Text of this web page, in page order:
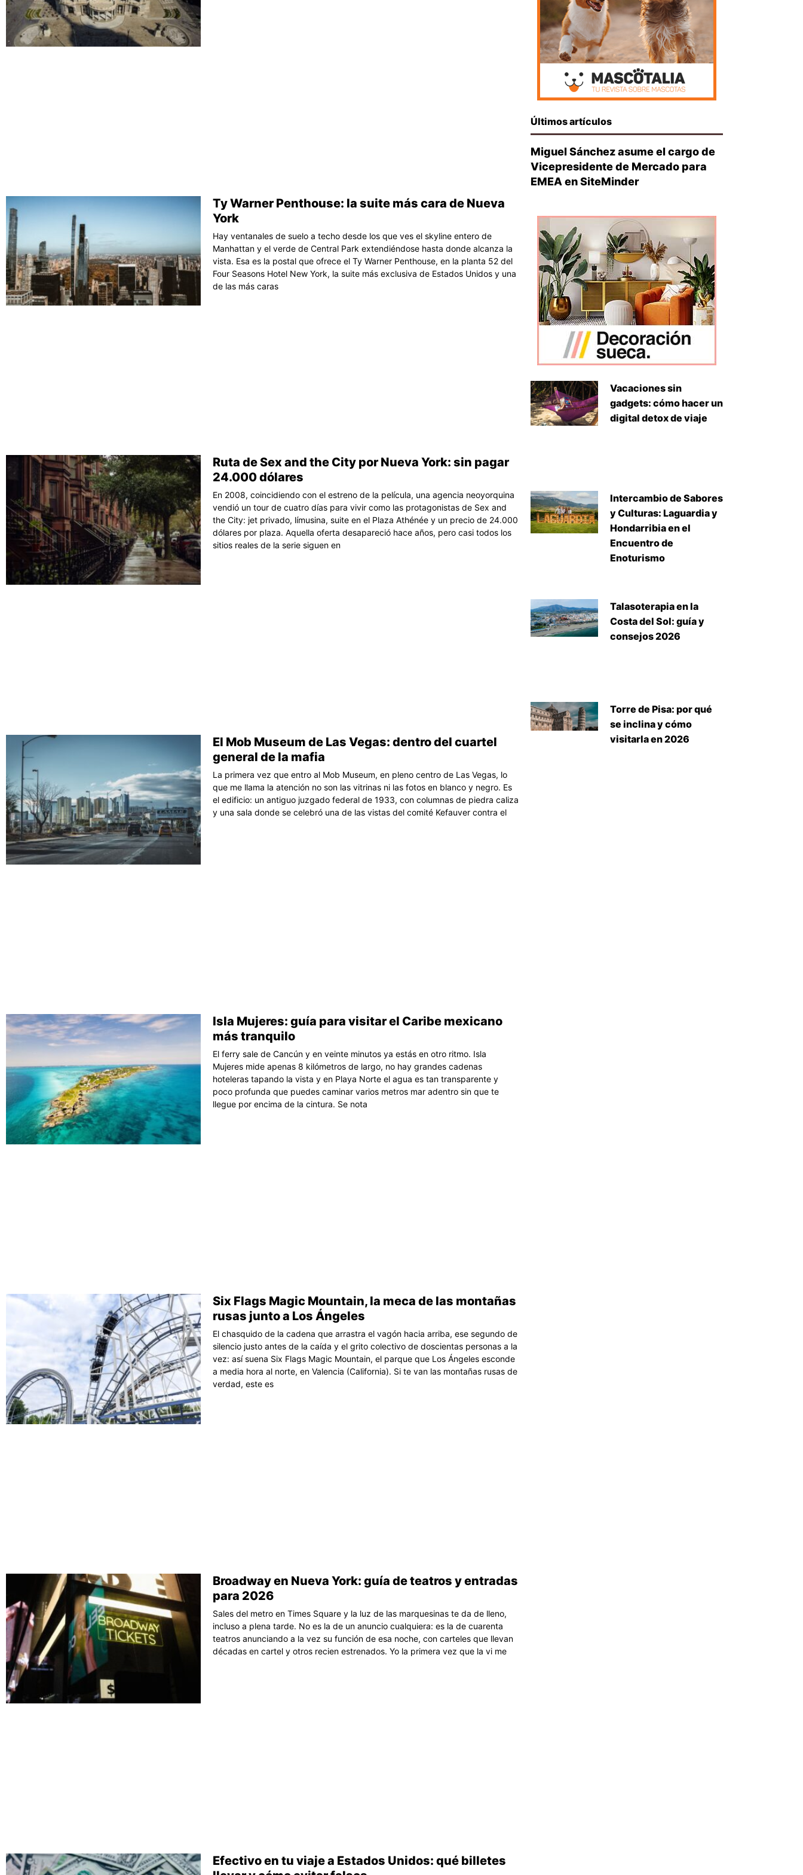
Ty Warner Penthouse: la suite más cara de Nueva
York
Hay ventanales de suelo a techo desde los que ves el skyline entero de
Manhattan y el verde de Central Park extendiéndose hasta donde alcanza la
vista. Esa es la postal que ofrece el Ty Warner Penthouse, en la planta 52 del
Four Seasons Hotel New York, la suite más exclusiva de Estados Unidos y una
de las más caras
Ruta de Sex and the City por Nueva York: sin pagar
24.000 dólares
En 2008, coincidiendo con el estreno de la película, una agencia neoyorquina
vendió un tour de cuatro días para vivir como las protagonistas de Sex and
the City: jet privado, límusina, suite en el Plaza Athénée y un precio de 24.000
dólares por plaza. Aquella oferta desapareció hace años, pero casi todos los
sitios reales de la serie siguen en
El Mob Museum de Las Vegas: dentro del cuartel
general de la mafia
La primera vez que entro al Mob Museum, en pleno centro de Las Vegas, lo
que me llama la atención no son las vitrinas ni las fotos en blanco y negro. Es
el edificio: un antiguo juzgado federal de 1933, con columnas de piedra caliza
y una sala donde se celebró una de las vistas del comité Kefauver contra el
Isla Mujeres: guía para visitar el Caribe mexicano
más tranquilo
El ferry sale de Cancún y en veinte minutos ya estás en otro ritmo. Isla
Mujeres mide apenas 8 kilómetros de largo, no hay grandes cadenas
hoteleras tapando la vista y en Playa Norte el agua es tan transparente y
poco profunda que puedes caminar varios metros mar adentro sin que te
llegue por encima de la cintura. Se nota
Six Flags Magic Mountain, la meca de las montañas
rusas junto a Los Ángeles
El chasquido de la cadena que arrastra el vagón hacia arriba, ese segundo de
silencio justo antes de la caída y el grito colectivo de doscientas personas a la
vez: así suena Six Flags Magic Mountain, el parque que Los Ángeles esconde
a media hora al norte, en Valencia (California). Si te van las montañas rusas de
verdad, este es
Broadway en Nueva York: guía de teatros y entradas
para 2026
Sales del metro en Times Square y la luz de las marquesinas te da de lleno,
incluso a plena tarde. No es la de un anuncio cualquiera: es la de cuarenta
teatros anunciando a la vez su función de esa noche, con carteles que llevan
décadas en cartel y otros recien estrenados. Yo la primera vez que la vi me
Efectivo en tu viaje a Estados Unidos: qué billetes
Últimos artículos
Miguel Sánchez asume el cargo de
Vicepresidente de Mercado para
EMEA en SiteMinder
Vacaciones sin
gadgets: cómo hacer un
digital detox de viaje
Intercambio de Sabores
y Culturas: Laguardia y
Hondarribia en el
Encuentro de
Enoturismo
Talasoterapia en la
Costa del Sol: guía y
consejos 2026
Torre de Pisa: por qué
se inclina y cómo
visitarla en 2026